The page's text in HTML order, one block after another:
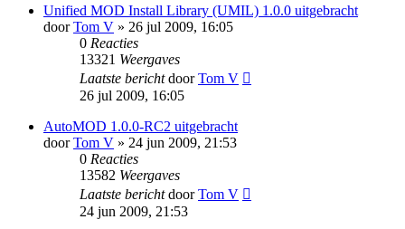
Unified MOD Install Library (UMIL) 1.0.0 uitgebracht
doorTom V » 26 jul 2009, 16:05
0 Reacties
13321 Weergaves
Laatste berichtdoorTom V
26 jul 2009, 16:05
AutoMOD 1.0.0-RC2 uitgebracht
doorTom V » 24 jun 2009, 21:53
0 Reacties
13582 Weergaves
Laatste berichtdoorTom V
24 jun 2009, 21:53